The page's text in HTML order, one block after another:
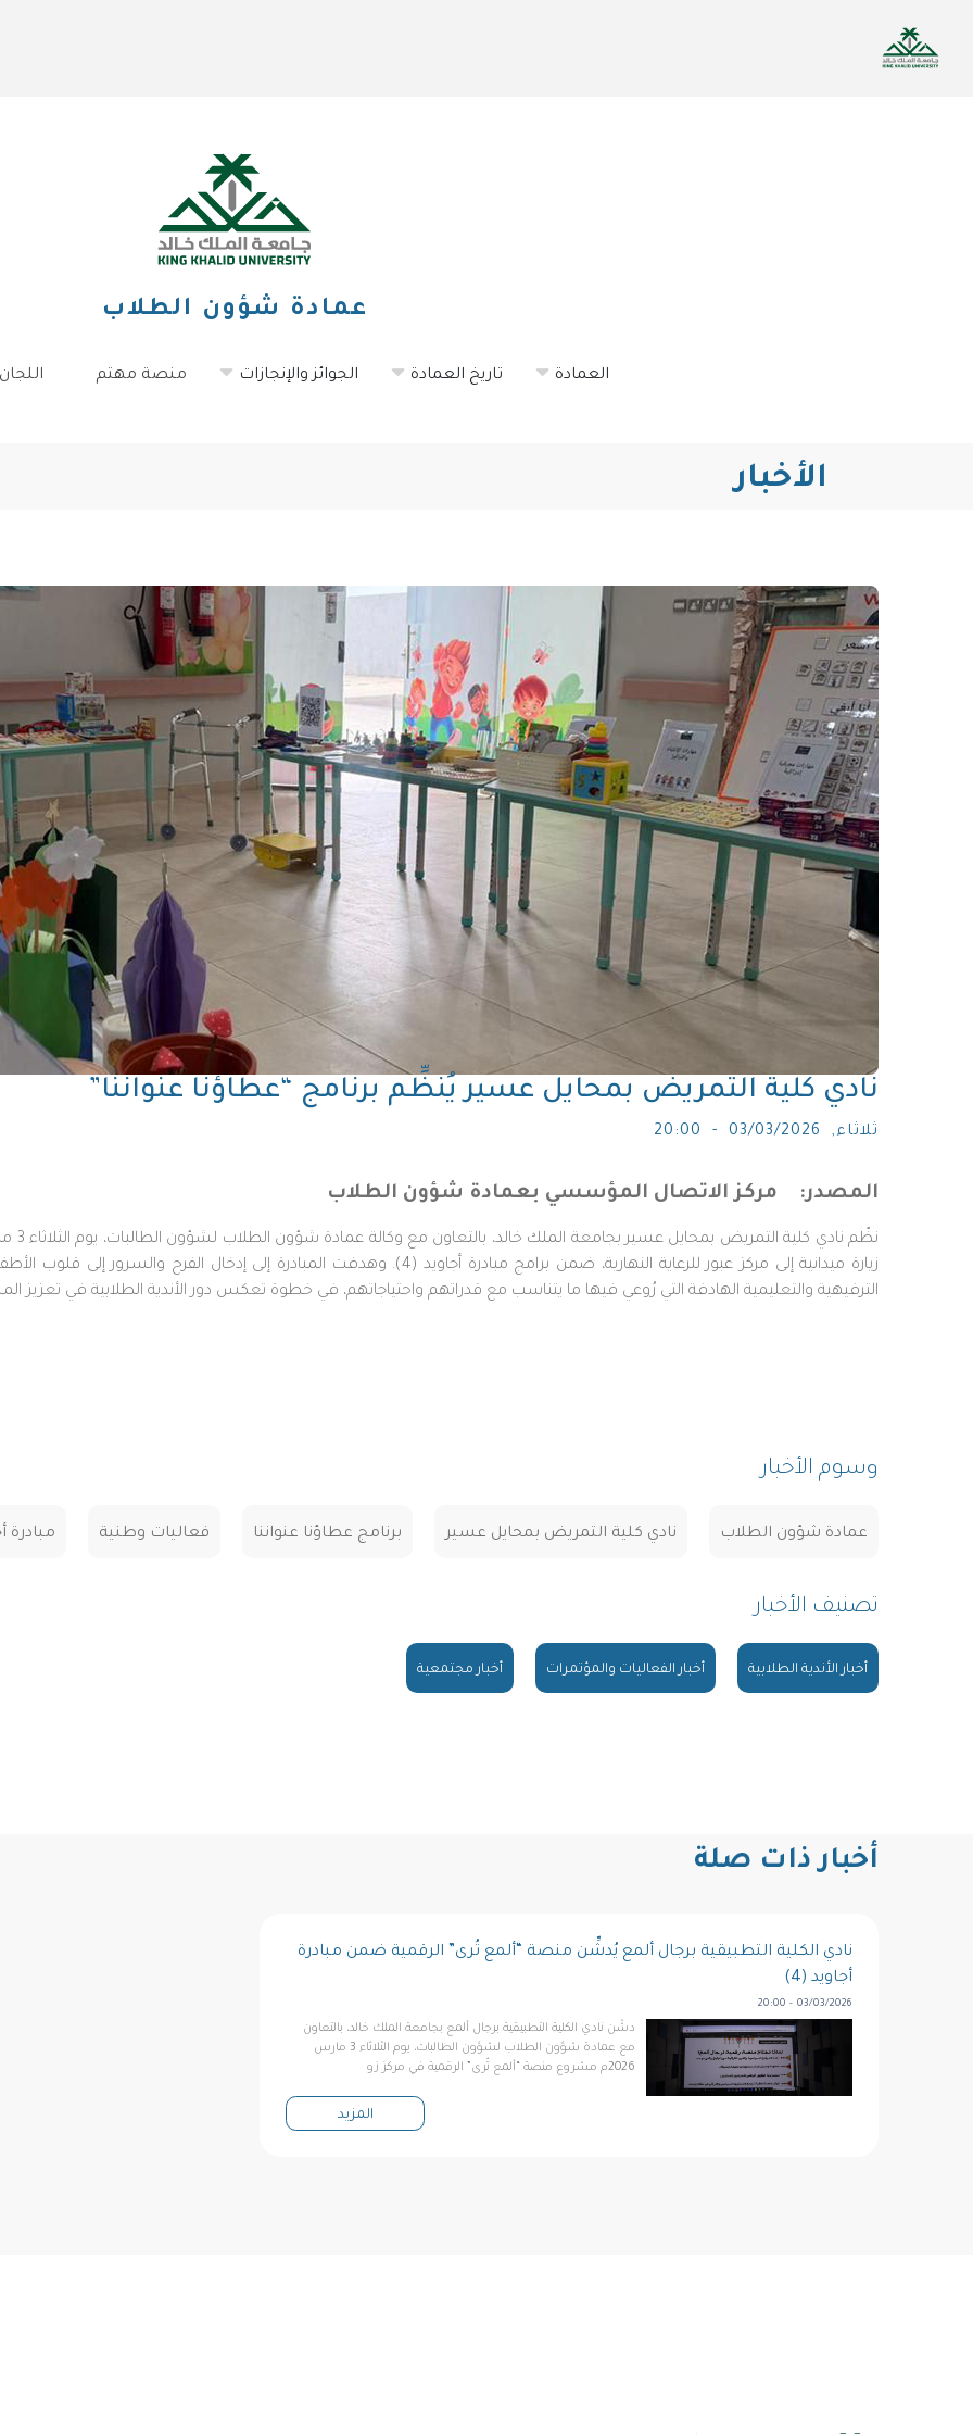
المحتوى
عمادة شؤون الطلاب
العمادة تاريخ العمادة الجوائز والإنجازات منصة مهتم اللجان
الأخبار
نادي كلية التمريض بمحايل عسير يُنظِّم برنامج “عطاؤنا عنواننا”
ثلاثاء, 03/03/2026 - 20:00
المصدر مركز الاتصال المؤسسي بعمادة شؤون الطلاب
زيارة ميدانية إلى مركز عبور للرعاية النهارية، ضمن برامج مبادرة أجاويد (4). وهدفت
الترفيهية والتعليمية الهادفة التي رُوعي فيها ما يتناسب مع قدراتهم واحتياجاتهم، في خطوة تعكس دور الأندية الطلابية في تعزيز
وسوم الأخبار
عمادة شؤون الطلاب نادي كلية التمريض بمحايل عسير برنامج عطاؤنا عنواننا فعاليات وطنية مبادرة
تصنيف الأخبار
أخبار الأندية الطلابية أخبار الفعاليات والمؤتمرات أخبار مجتمعية
أخبار ذات صلة
نادي الكلية التطبيقية برجال ألمع يُدشِّن منصة “ألمع تُرى” الرقمية ضمن مبادرة
أجاويد (4)
03/03/2026 - 20:00
دشّن نادي الكلية التطبيقية برجال ألمع بجامعة الملك خالد، بالتعاون
مع عمادة شؤون الطلاب لشؤون الطالبات، يوم الثلاثاء 3 مارس
2026م مشروع منصة “ألمع تُرى” الرقمية في مركز زو
المزيد